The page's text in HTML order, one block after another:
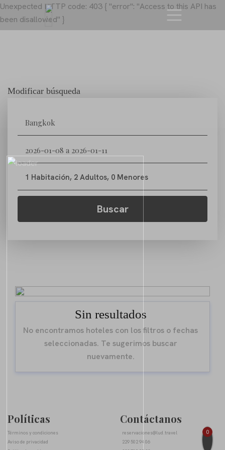
Unexpected HTTP code: 403 { "error": "Access to this API has
been disallowed" }
Modificar búsqueda
1 Habitación, 2 Adultos, 0 Menores
Buscar
Sin resultados
No encontramos hoteles con los filtros o fechas
seleccionadas. Te sugerimos buscar
nuevamente.
0
Políticas
Términos y condiciones
Aviso de privacidad
Contáctanos
reservaciones@lud.travel
229 502 94 06